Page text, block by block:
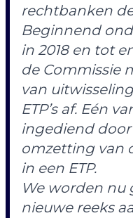
rechtbanken
Beginnend
in 2018 en tot
de Commissie
van
ETP’s af. Eén
ingediend door
omzetting van
in een ETP.
We worden nu
nieuwe reeks